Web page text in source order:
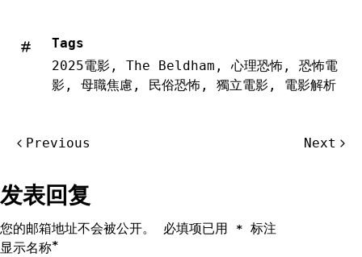
Tags
2025電影 , The Beldham , 心理恐怖 , 恐怖電
影 , 母職焦慮 , 民俗恐怖 , 獨立電影 , 電影解析
航
Previous Next
发表回复
您的邮箱地址不会被公开。 必填项已用 * 标注
显示名称*